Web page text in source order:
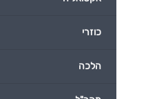
כוזרי
הלכה